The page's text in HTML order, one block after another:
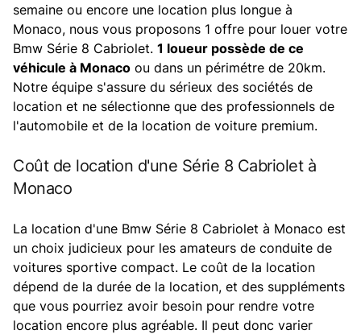
semaine ou encore une location plus longue à
Monaco, nous vous proposons 1 offre pour louer votre
Bmw Série 8 Cabriolet. 1 loueur possède de ce
véhicule à Monaco ou dans un périmétre de 20km.
Notre équipe s'assure du sérieux des sociétés de
location et ne sélectionne que des professionnels de
l'automobile et de la location de voiture premium.
Coût de location d'une Série 8 Cabriolet à
Monaco
La location d'une Bmw Série 8 Cabriolet à Monaco est
un choix judicieux pour les amateurs de conduite de
voitures sportive compact. Le coût de la location
dépend de la durée de la location, et des suppléments
que vous pourriez avoir besoin pour rendre votre
location encore plus agréable. Il peut donc varier